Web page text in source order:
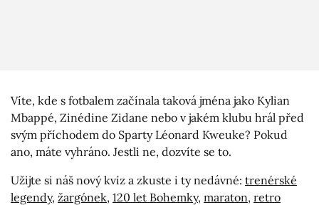
Víte, kde s fotbalem začínala taková jména jako Kylian
Mbappé, Zinédine Zidane nebo v jakém klubu hrál před
svým příchodem do Sparty Léonard Kweuke? Pokud
ano, máte vyhráno. Jestli ne, dozvíte se to.
Užijte si náš nový kvíz a zkuste i ty nedávné: trenérské
legendy, žargónek, 120 let Bohemky, maraton, retro